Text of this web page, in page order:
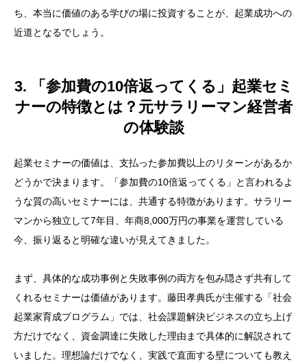
ち、本当に価値のある学びの場に投資することが、起業成功への
近道となるでしょう。
3. 「参加費の10倍返ってくる」起業セミ
ナーの特徴とは？元サラリーマン経営者
の体験談
起業セミナーの価値は、支払った参加費以上のリターンがあるか
どうかで決まります。「参加費の10倍返ってくる」と言われるよ
うな質の高いセミナーには、共通する特徴があります。サラリー
マンから独立して7年目、年商8,000万円の事業を運営している
今、振り返ると明確な違いが見えてきました。
まず、具体的な成功事例と失敗事例の両方を包み隠さず共有して
くれるセミナーは価値があります。藤田孝典氏が主催する「社会
起業家育成プログラム」では、社会課題解決ビジネスの立ち上げ
方だけでなく、資金調達に失敗した理由まで具体的に解説されて
いました。理想論だけでなく、実践で直面する壁についても教え